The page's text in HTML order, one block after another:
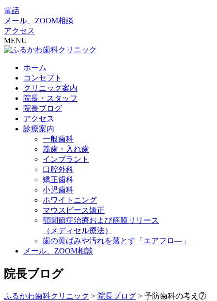
電話
メール、ZOOM相談
アクセス
MENU
ホーム
コンセプト
クリニック案内
院長・スタッフ
院長ブログ
アクセス
診療案内
一般歯科
義歯・入れ歯
インプラント
口腔外科
矯正歯科
小児歯科
ホワイトニング
マウスピース矯正
顎関節症治療および筋膜リリース
（メディセル療法）
歯の黄ばみや汚れを落とす「エアフロ―」
メール、ZOOM相談
院長ブログ
ふるかわ歯科クリニック > 院長ブログ > 予防歯科の考え⑦